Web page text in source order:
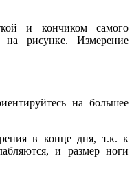
и кончиком самого
на рисунке. Измерение
на большее
в конце дня, т.к. к
и размер ноги